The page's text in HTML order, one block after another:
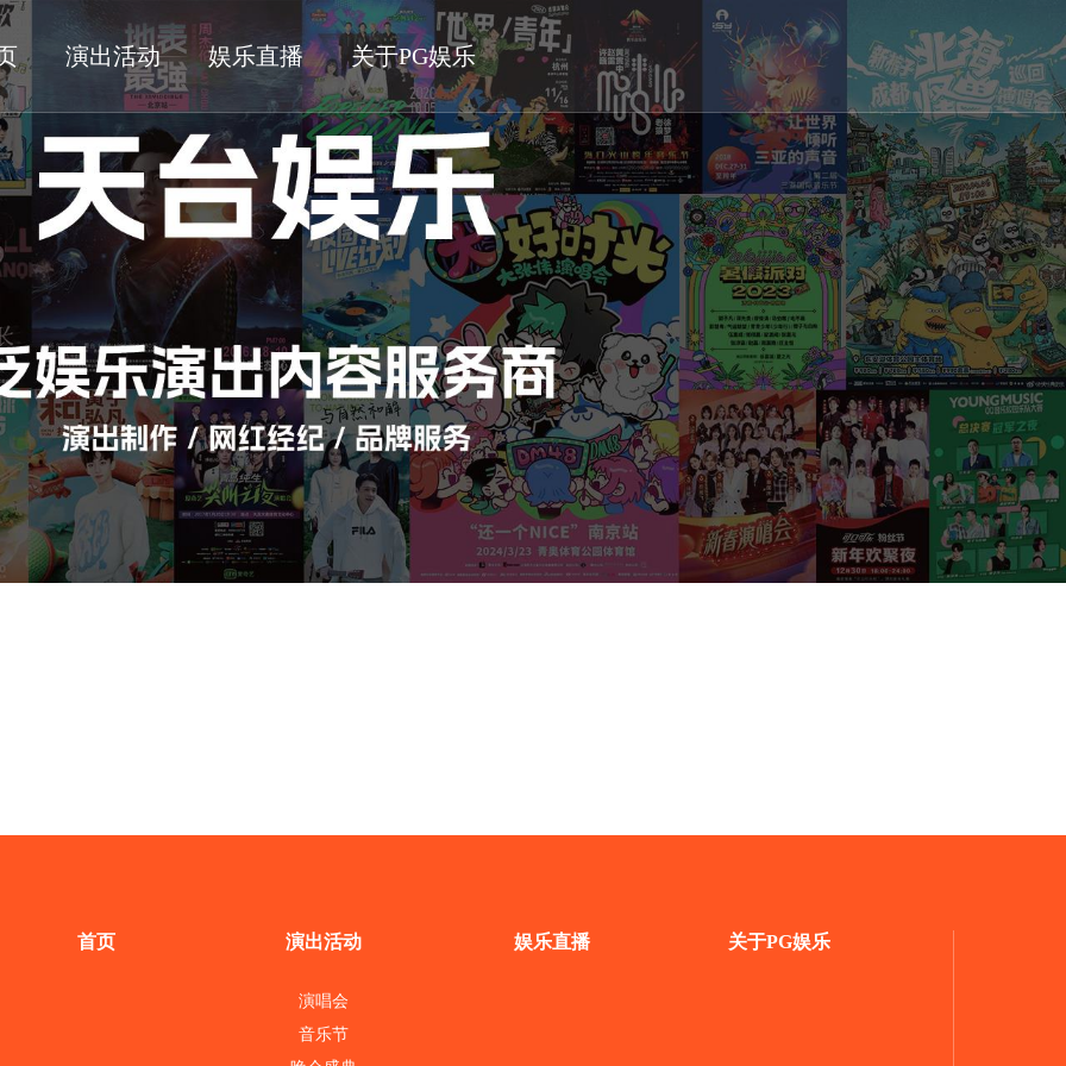
演出活动 娱乐直播 关于PG娱乐
首页 演出活动
演唱会
音乐节
娱乐直播 关于PG娱乐